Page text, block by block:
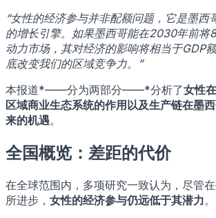
“女性的经济参与并非配额问题，它是墨西
的增长引擎。如果墨西哥能在2030年前将
动力市场，其对经济的影响将相当于GDP
底改变我们的区域竞争力。”
本报道*——分为两部分——*分析了女性
区域商业生态系统的作用以及生产链在墨
来的机遇。
全国概览：差距的代价
在全球范围内，多项研究一致认为，尽管
所进步， 女性的经济参与仍远低于其潜力。